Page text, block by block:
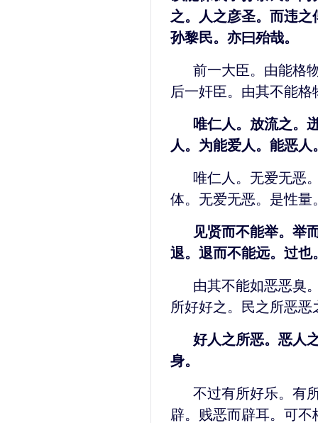
之。人之彦圣。而违
孙黎民。亦曰殆哉。
前一大臣。由能格
后一奸臣。由其不能
唯仁人。放流之。
人。为能爱人。能恶人
唯仁人。无爱无恶
体。无爱无恶。是性
见贤而不能举。举
退。退而不能远。过也
由其不能如恶恶臭
所好好之。民之所恶恶
好人之所恶。恶人
身。
不过有所好乐。有
辟。贱恶而辟耳。可